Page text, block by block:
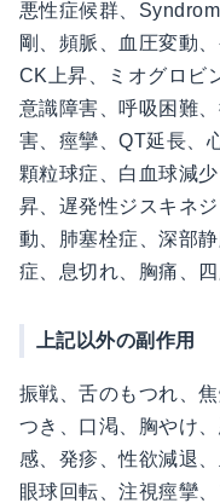
悪性症候群、
剛、頻脈、血圧変動
CK上昇、ミオグロビ
意識障害、呼吸困難
害、痙攣、QT延長、
顆粒球症、白血球減
昇、遅発性ジスキネ
動、肺塞栓症、深部
症、息切れ、胸痛、
上記以外の副作用
振戦、舌のもつれ、
つき、口渇、胸やけ
感、発疹、性欲減退
眼球回転、注視痙攣